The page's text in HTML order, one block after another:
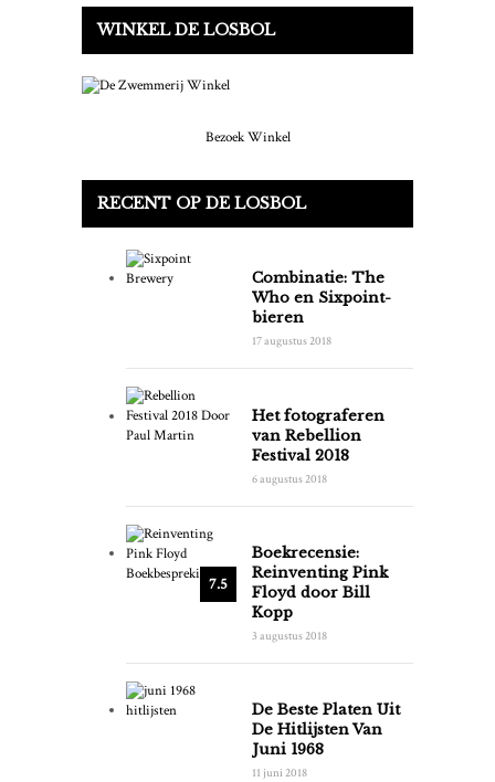
WINKEL DE LOSBOL
Bezoek Winkel
RECENT OP DE LOSBOL
Combinatie: The
Who en Sixpoint-
bieren
17 augustus 2018
Het fotograferen
van Rebellion
Festival 2018
6 augustus 2018
7.5
Boekrecensie:
Reinventing Pink
Floyd door Bill
Kopp
3 augustus 2018
De Beste Platen Uit
De Hitlijsten Van
Juni 1968
11 juni 2018